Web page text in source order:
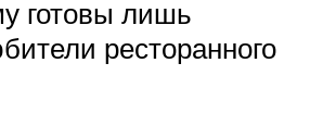
готовы лишь
ресторанного